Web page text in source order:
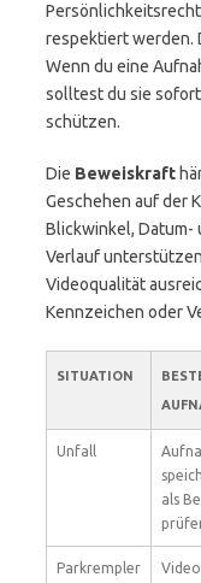
respektiert werden.
Wenn du eine
solltest du sie
schützen.
Die Beweiskraft
Geschehen auf der
Blickwinkel,
Verlauf
Videoqualität
Kennzeichen oder
SITUATION
Unfall
als
Parkrempler